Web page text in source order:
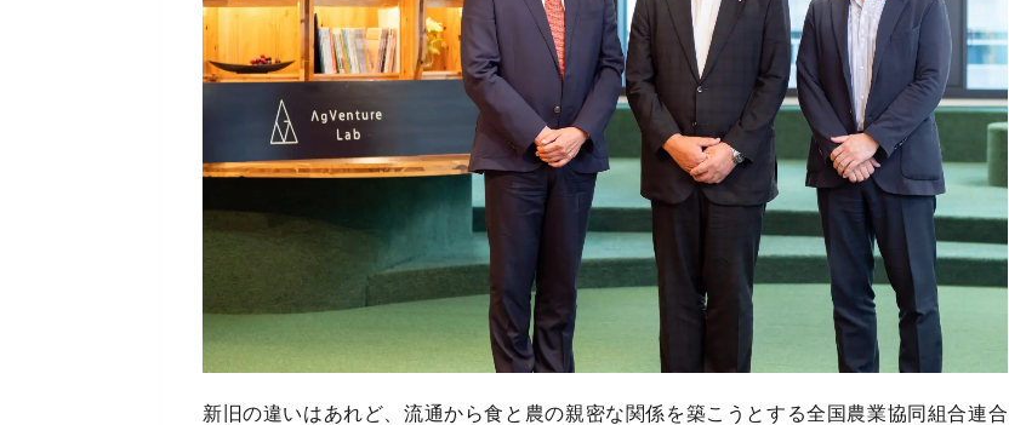
新旧の違いはあれど、流通から食と農の親密な関係を築こうとする全国農業協同組合連合